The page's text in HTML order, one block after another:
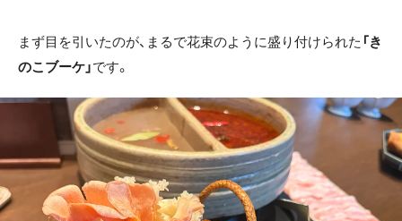
まず目を引いたのが、まるで花束のように盛り付けられた 「き
のこブーケ」です。